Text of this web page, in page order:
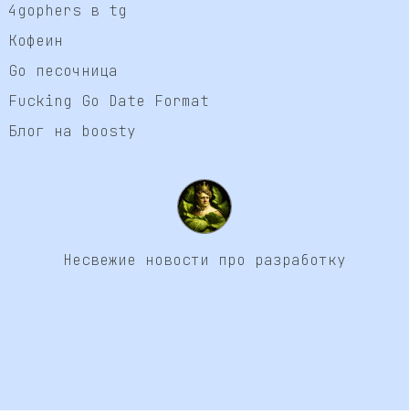
4gophers в tg
Кофеин
Go песочница
Fucking Go Date Format
Блог на boosty
Несвежие новости про разработку